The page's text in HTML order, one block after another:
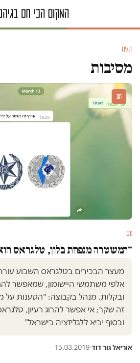
תגית
מסיבות
חם
חם
"המשטרה מנפחת בלון, טלגראס
מעצר הבכירים בטלגראס השבוע
אלפי משתמשי היישומון, שמאפשר
ובקלות. מנהל בקבוצה: "הטענות על
זה שקר; אי אפשר להרוג רעיון,
ובסוף יביא ללגליזציה בישראל"
אוריאל גור דוד·
15.03.2019